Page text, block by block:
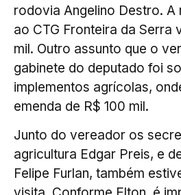
rodovia Angelino Destro. A
ao CTG Fronteira da Serra
mil. Outro assunto que o
gabinete do deputado foi
implementos agrícolas,
emenda de R$ 100 mil.
Junto do vereador os
agricultura Edgar Preis, e
Felipe Furlan, também